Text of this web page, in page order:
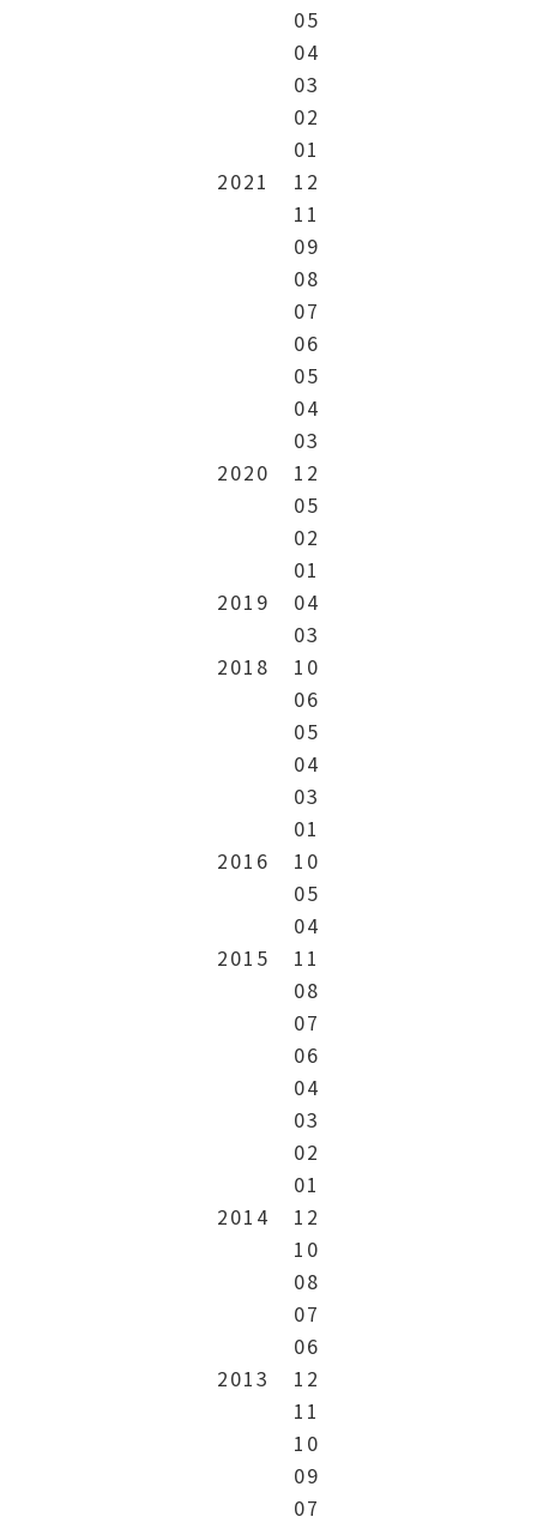
05
04
03
02
01
2021
12
11
09
08
07
06
05
04
03
2020
12
05
02
01
2019
04
03
2018
10
06
05
04
03
01
2016
10
05
04
2015
11
08
07
06
04
03
02
01
2014
12
10
08
07
06
2013
12
11
10
09
07